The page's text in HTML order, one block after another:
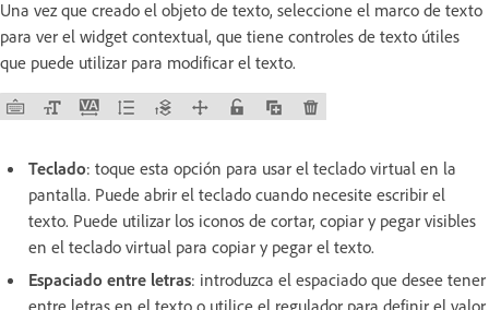
Una vez que creado el objeto de texto, seleccione el marco de texto
para ver el widget contextual, que tiene controles de texto útiles
que puede utilizar para modificar el texto.
Teclado: toque esta opción para usar el teclado virtual en la
pantalla. Puede abrir el teclado cuando necesite escribir el
texto. Puede utilizar los iconos de cortar, copiar y pegar visibles
en el teclado virtual para copiar y pegar el texto.
Espaciado entre letras: introduzca el espaciado que desee tener